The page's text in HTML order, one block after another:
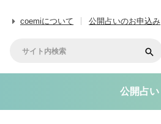
coemiについて 公開占いのお申込み
公開占い